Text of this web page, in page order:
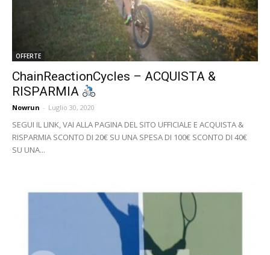
OFFERTE
ChainReactionCycles – ACQUISTA &
RISPARMIA
Nowrun - Luglio 30, 2020
SEGUI IL LINK, VAI ALLA PAGINA DEL SITO UFFICIALE E ACQUISTA &
RISPARMIA SCONTO DI 20€ SU UNA SPESA DI 100€ SCONTO DI 40€
SU UNA...